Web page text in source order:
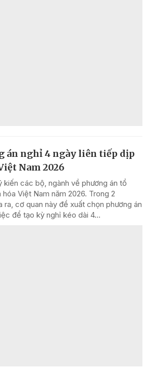
án nghỉ 4 ngày liên tiếp dịp
Nam 2026
kiến các bộ, ngành về phương án tổ
Việt Nam năm 2026. Trong 2
ra, cơ quan này đề xuất chọn phương án
để tạo kỳ nghỉ kéo dài 4...